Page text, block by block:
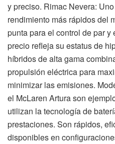
y preciso. Rimac Nevera:
rendimiento más rápidos del
punta para el control de par
precio refleja su estatus de
híbridos de alta gama
propulsión eléctrica para
minimizar las emisiones.
el McLaren Artura son
utilizan la tecnología de
prestaciones. Son rápidos,
disponibles en